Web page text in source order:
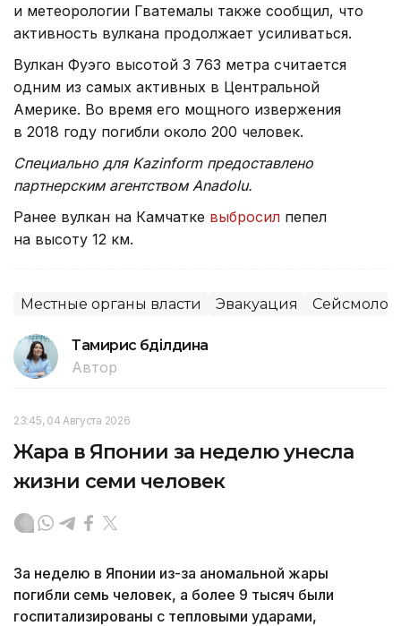
и метеорологии Гватемалы также сообщил, что
активность вулкана продолжает усиливаться.
Вулкан Фуэго высотой 3 763 метра считается
одним из самых активных в Центральной
Америке. Во время его мощного извержения
в 2018 году погибли около 200 человек.
Специально для Kazinform предоставлено
партнерским агентством Anadolu.
Ранее вулкан на Камчатке выбросил пепел
на высоту 12 км.
Местные органы власти Эвакуация
Тамирис Әбділдина
Автор
23:45, 04 Августа 2026
Жара в Японии за неделю унесла
жизни семи человек
За неделю в Японии из-за аномальной жары
погибли семь человек, а более 9 тысяч были
госпитализированы с тепловыми ударами,